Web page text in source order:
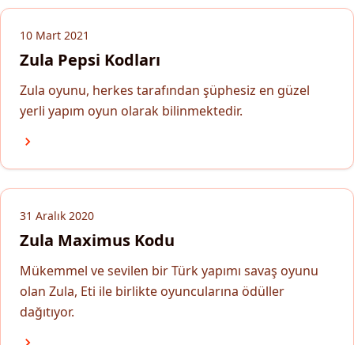
10 Mart 2021
Zula Pepsi Kodları
Zula oyunu, herkes tarafından şüphesiz en güzel
yerli yapım oyun olarak bilinmektedir.
31 Aralık 2020
Zula Maximus Kodu
Mükemmel ve sevilen bir Türk yapımı savaş oyunu
olan Zula, Eti ile birlikte oyuncularına ödüller
dağıtıyor.